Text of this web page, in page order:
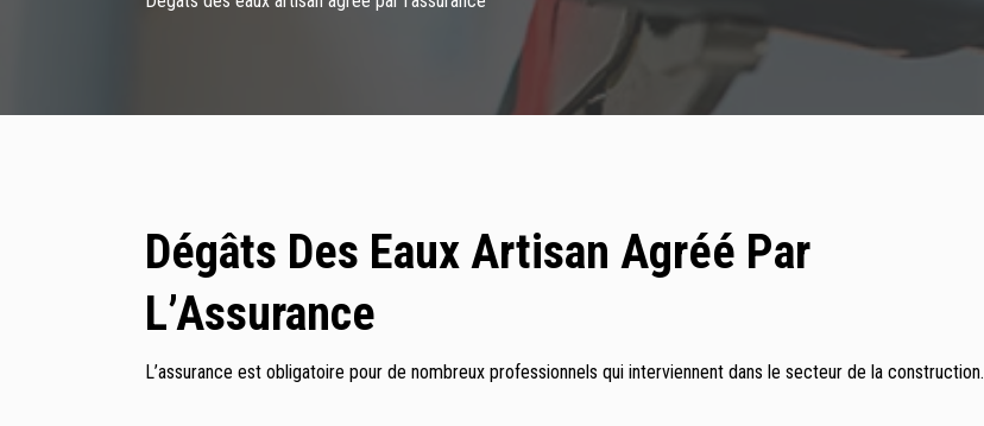
Dégâts Des Eaux Artisan Agréé Par
L’Assurance
L’assurance est obligatoire pour de nombreux professionnels qui interviennent dans le secteur de la construction.